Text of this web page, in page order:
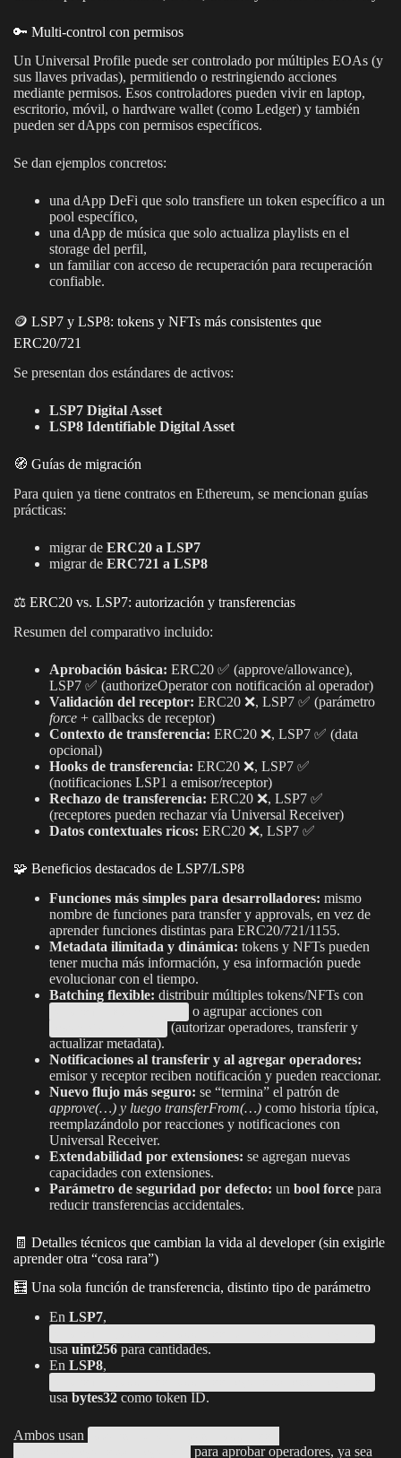
🔑 Multi-control con permisos
Un Universal Profile puede ser controlado por múltiples EOAs (y
sus llaves privadas), permitiendo o restringiendo acciones
mediante permisos. Esos controladores pueden vivir en laptop,
escritorio, móvil, o hardware wallet (como Ledger) y también
pueden ser dApps con permisos específicos.
Se dan ejemplos concretos:
una dApp DeFi que solo transfiere un token específico a un
pool específico,
una dApp de música que solo actualiza playlists en el
storage del perfil,
un familiar con acceso de recuperación para recuperación
confiable.
🪙 LSP7 y LSP8: tokens y NFTs más consistentes que
ERC20/721
Se presentan dos estándares de activos:
LSP7 Digital Asset
LSP8 Identifiable Digital Asset
🧭 Guías de migración
Para quien ya tiene contratos en Ethereum, se mencionan guías
prácticas:
migrar de ERC20 a LSP7
migrar de ERC721 a LSP8
⚖️ ERC20 vs. LSP7: autorización y transferencias
Resumen del comparativo incluido:
Aprobación básica: ERC20 ✅ (approve/allowance),
LSP7 ✅ (authorizeOperator con notificación al operador)
Validación del receptor: ERC20 ❌, LSP7 ✅ (parámetro
force + callbacks de receptor)
Contexto de transferencia: ERC20 ❌, LSP7 ✅ (data
opcional)
Hooks de transferencia: ERC20 ❌, LSP7 ✅
(notificaciones LSP1 a emisor/receptor)
Rechazo de transferencia: ERC20 ❌, LSP7 ✅
(receptores pueden rechazar vía Universal Receiver)
Datos contextuales ricos: ERC20 ❌, LSP7 ✅
🧩 Beneficios destacados de LSP7/LSP8
Funciones más simples para desarrolladores: mismo
nombre de funciones para transfer y approvals, en vez de
aprender funciones distintas para ERC20/721/1155.
Metadata ilimitada y dinámica: tokens y NFTs pueden
tener mucha más información, y esa información puede
evolucionar con el tiempo.
Batching flexible: distribuir múltiples tokens/NFTs con
o agrupar acciones con
(autorizar operadores, transferir y
actualizar metadata).
Notificaciones al transferir y al agregar operadores:
emisor y receptor reciben notificación y pueden reaccionar.
Nuevo flujo más seguro: se “termina” el patrón de
approve(…) y luego transferFrom(…) como historia típica,
reemplazándolo por reacciones y notificaciones con
Universal Receiver.
Extendabilidad por extensiones: se agregan nuevas
capacidades con extensiones.
Parámetro de seguridad por defecto: un bool force para
reducir transferencias accidentales.
🧾 Detalles técnicos que cambian la vida al developer (sin exigirle
aprender otra “cosa rara”)
🧮 Una sola función de transferencia, distinto tipo de parámetro
En LSP7,
usa uint256 para cantidades.
En LSP8,
usa bytes32 como token ID.
Ambos usan
para aprobar operadores, ya sea